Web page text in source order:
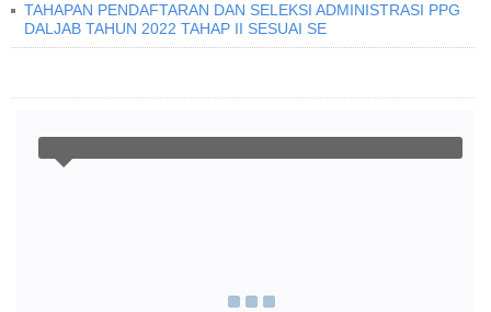
TAHAPAN PENDAFTARAN DAN SELEKSI ADMINISTRASI PPG
DALJAB TAHUN 2022 TAHAP II SESUAI SE